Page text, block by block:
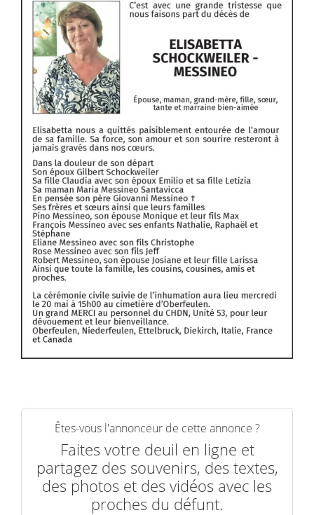
Êtes-vous l'annonceur de cette annonce ?
Faites votre deuil en ligne et
partagez des souvenirs, des textes,
des photos et des vidéos avec les
proches du défunt.